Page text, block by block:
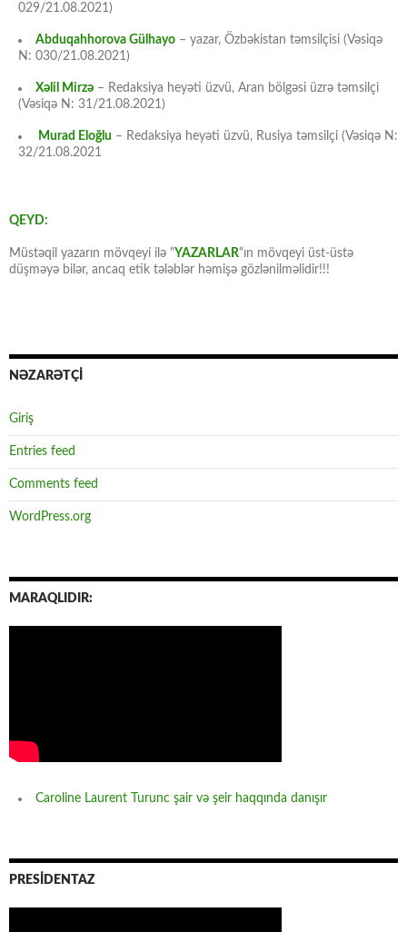
029/21.08.2021)
Abduqahhorova Gülhayo – yazar, Özbəkistan təmsilçisi (Vəsiqə
N: 030/21.08.2021)
Xəlil Mirzə – Redaksiya heyəti üzvü, Aran bölgəsi üzrə təmsilçi
(Vəsiqə N: 31/21.08.2021)
Murad Eloğlu – Redaksiya heyəti üzvü, Rusiya təmsilçi (Vəsiqə N:
32/21.08.2021
QEYD:
Müstəqil yazarın mövqeyi ilə “YAZARLAR“ın mövqeyi üst-üstə
düşməyə bilər, ancaq etik tələblər həmişə gözlənilməlidir!!!
NƏZARƏTÇİ
Giriş
Entries feed
Comments feed
WordPress.org
MARAQLIDIR:
Caroline Laurent Turunc şair və şeir haqqında danışır
PRESİDENTAZ